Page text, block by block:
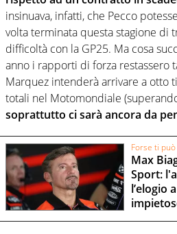
insinuava, infatti, che Pecco
volta terminata questa stagione di
difficoltà con la GP25. Ma cosa
anno i rapporti di forza restassero
Marquez intenderà arrivare a otto
totali nel Motomondiale
soprattutto ci sarà ancora da
Forse ti
Max
Sport:
l’elogio